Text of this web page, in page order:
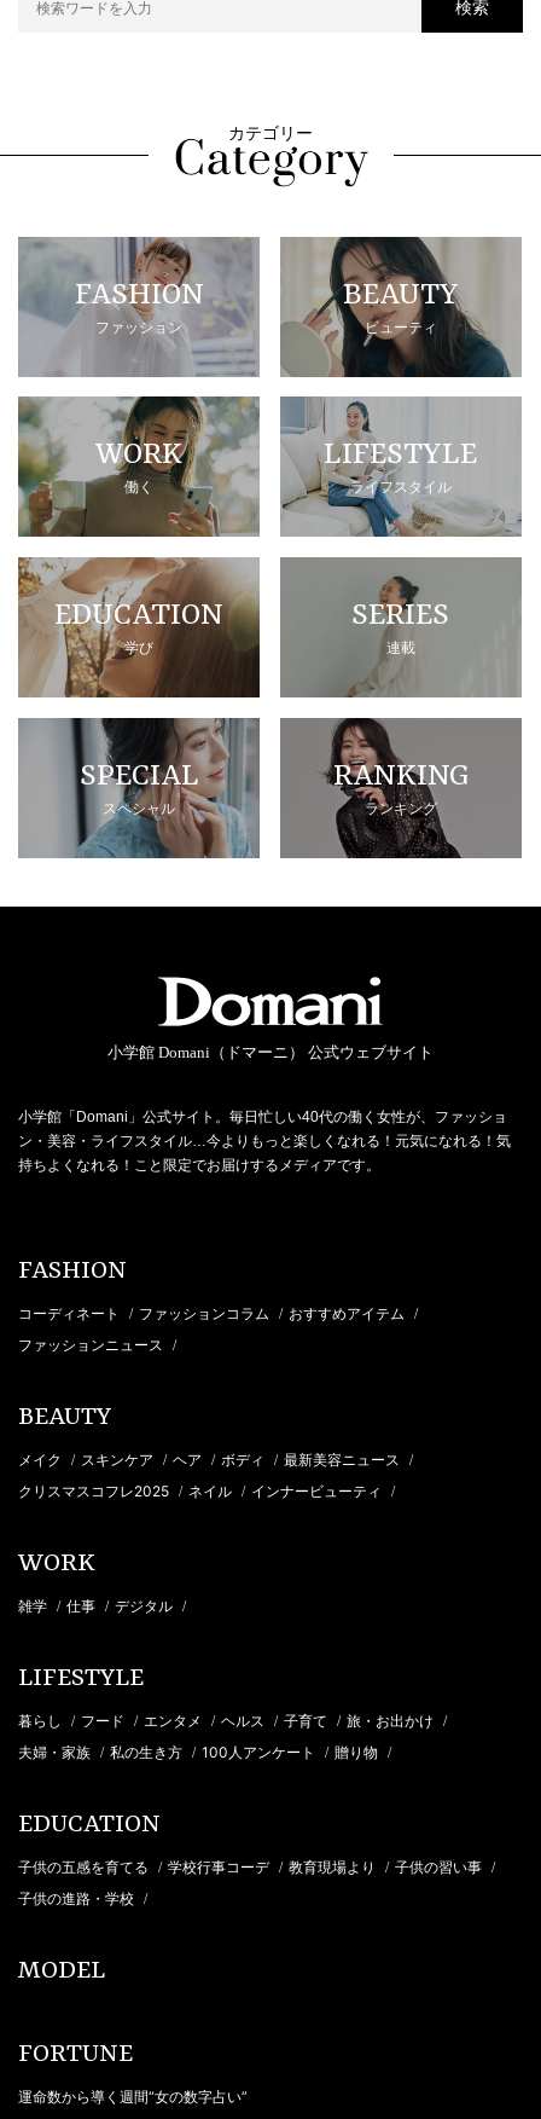
検索
カテゴリー
FASHION
ファッション
BEAUTY
ビューティ
WORK
働く
LIFESTYLE
ライフスタイル
EDUCATION
学び
SERIES
連載
SPECIAL
スペシャル
RANKING
ランキング
小学館 Domani（ドマーニ） 公式ウェブサイト
小学館「Domani」公式サイト。毎日忙しい40代の働く女性が、ファッショ
ン・美容・ライフスタイル…今よりもっと楽しくなれる！元気になれる！気
持ちよくなれる！こと限定でお届けするメディアです。
FASHION
コーディネート / ファッションコラム / おすすめアイテム /
ファッションニュース /
BEAUTY
メイク / スキンケア / ヘア / ボディ / 最新美容ニュース /
クリスマスコフレ2025 / ネイル / インナービューティ /
WORK
雑学 / 仕事 / デジタル /
LIFESTYLE
暮らし / フード / エンタメ / ヘルス / 子育て / 旅・お出かけ /
夫婦・家族 / 私の生き方 / 100人アンケート / 贈り物 /
EDUCATION
子供の五感を育てる / 学校行事コーデ / 教育現場より / 子供の習い事 /
子供の進路・学校 /
MODEL
FORTUNE
運命数から導く週間“女の数字占い”